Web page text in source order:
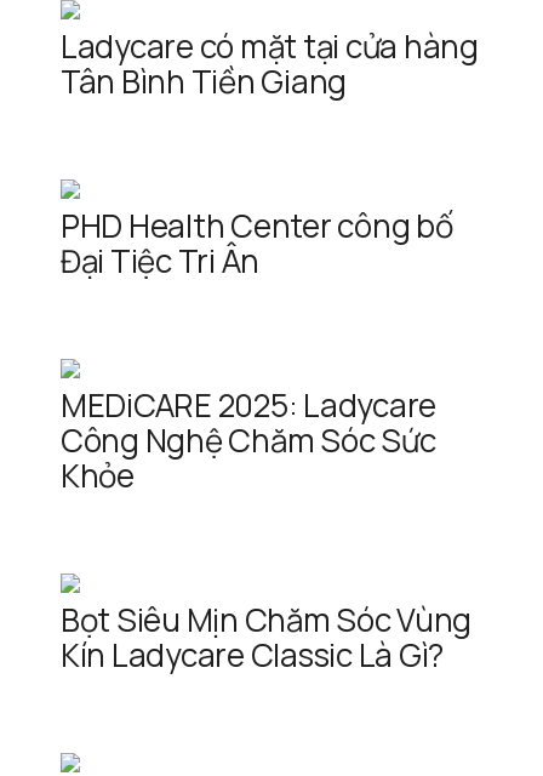
Ladycare có mặt tại cửa hàng
Tân Bình Tiền Giang
PHD Health Center công bố
Đại Tiệc Tri Ân
MEDiCARE 2025: Ladycare
Công Nghệ Chăm Sóc Sức
Khỏe
Bọt Siêu Mịn Chăm Sóc Vùng
Kín Ladycare Classic Là Gì?